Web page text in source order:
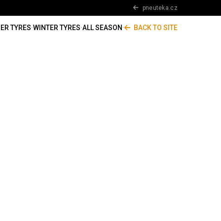
pneuteka.cz
TYRES·WINTER TYRES·ALL SEASON· BACK TO SITE